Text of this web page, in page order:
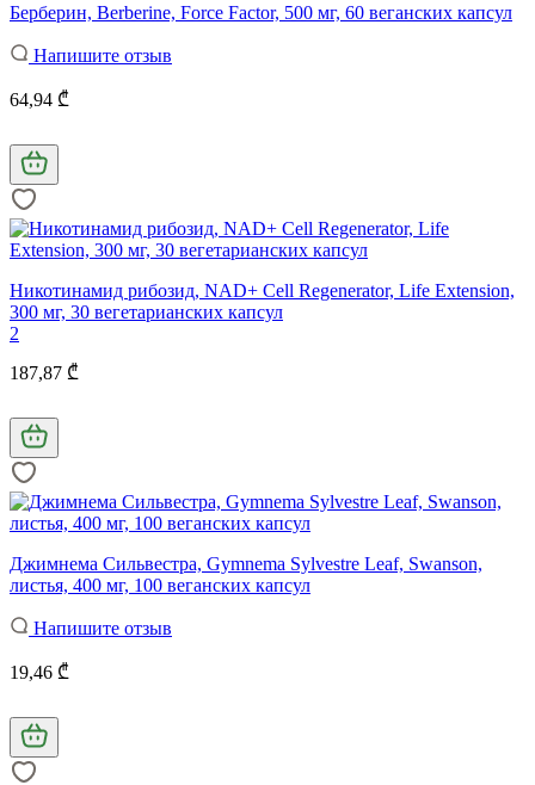
Берберин, Berberine, Force Factor, 500 мг, 60 веганских капсул
Напишите отзыв
64,94 ₾
Никотинамид рибозид, NAD+ Cell Regenerator, Life Extension,
300 мг, 30 вегетарианских капсул
2
187,87 ₾
Джимнема Сильвестра, Gymnema Sylvestre Leaf, Swanson,
листья, 400 мг, 100 веганских капсул
Напишите отзыв
19,46 ₾